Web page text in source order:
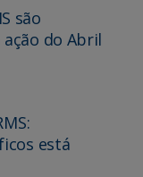
são
do Abril
está